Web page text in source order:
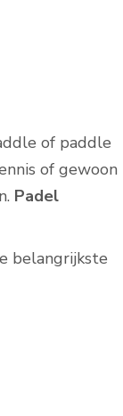
of paddle
of gewoon
Padel
belangrijkste